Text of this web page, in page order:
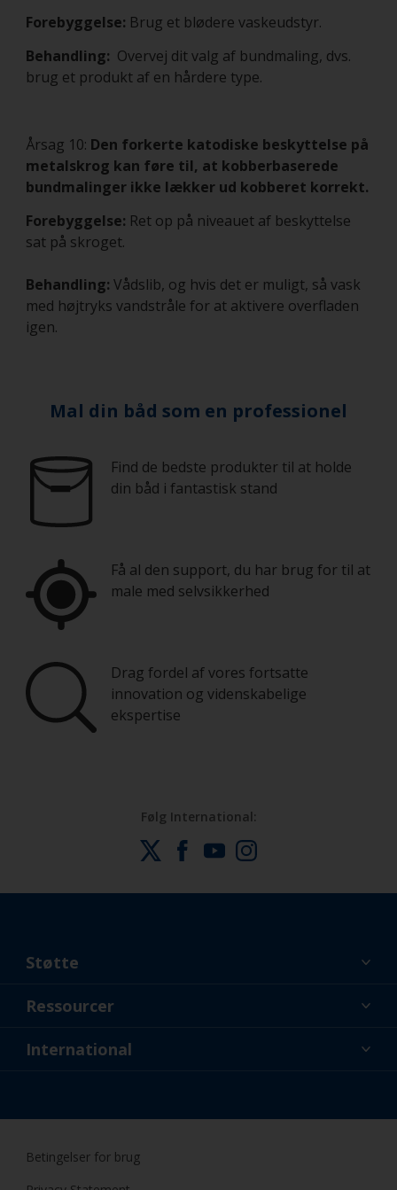
Forebyggelse: Brug et blødere vaskeudstyr.
Behandling: Overvej dit valg af bundmaling, dvs.
brug et produkt af en hårdere type.
Årsag 10: Den forkerte katodiske beskyttelse på
metalskrog kan føre til, at kobberbaserede
bundmalinger ikke lækker ud kobberet korrekt.
Forebyggelse: Ret op på niveauet af beskyttelse
sat på skroget.
Behandling: Vådslib, og hvis det er muligt, så vask
med højtryks vandstråle for at aktivere overfladen
igen.
Mal din båd som en professionel
Find de bedste produkter til at holde
din båd i fantastisk stand
Få al den support, du har brug for til at
male med selvsikkerhed
Drag fordel af vores fortsatte
innovation og videnskabelige
ekspertise
Følg International:
Støtte
Lidt om os
Ressourcer
Nyheder
International
Betingelser for brug